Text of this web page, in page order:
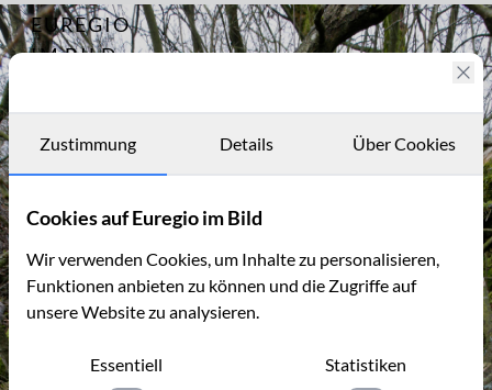
EUREGIO
IM BILD
Archiv
Kontakt
Archiv 11779
Zustimmung Details Über Cookies
Cookies auf Euregio im Bild
Wir verwenden Cookies, um Inhalte zu personalisieren,
Funktionen anbieten zu können und die Zugriffe auf
unsere Website zu analysieren.
Essentiell
Statistiken